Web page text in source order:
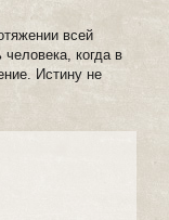
всей
когда в
Истину не